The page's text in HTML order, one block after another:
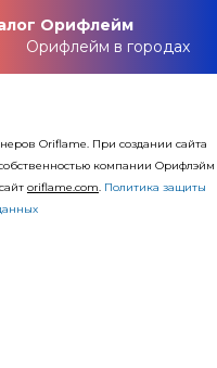
Орифлейм
Орифлейм в городах
Oriflame. При создании сайта
компании Орифлэйм
оriflаme.com. Политика защиты